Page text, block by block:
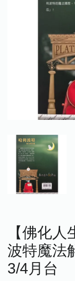
【佛化
波特魔法
3/4月台